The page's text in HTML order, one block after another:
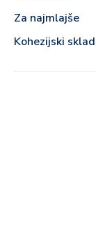
Za najmlajše
Kohezijski sklad